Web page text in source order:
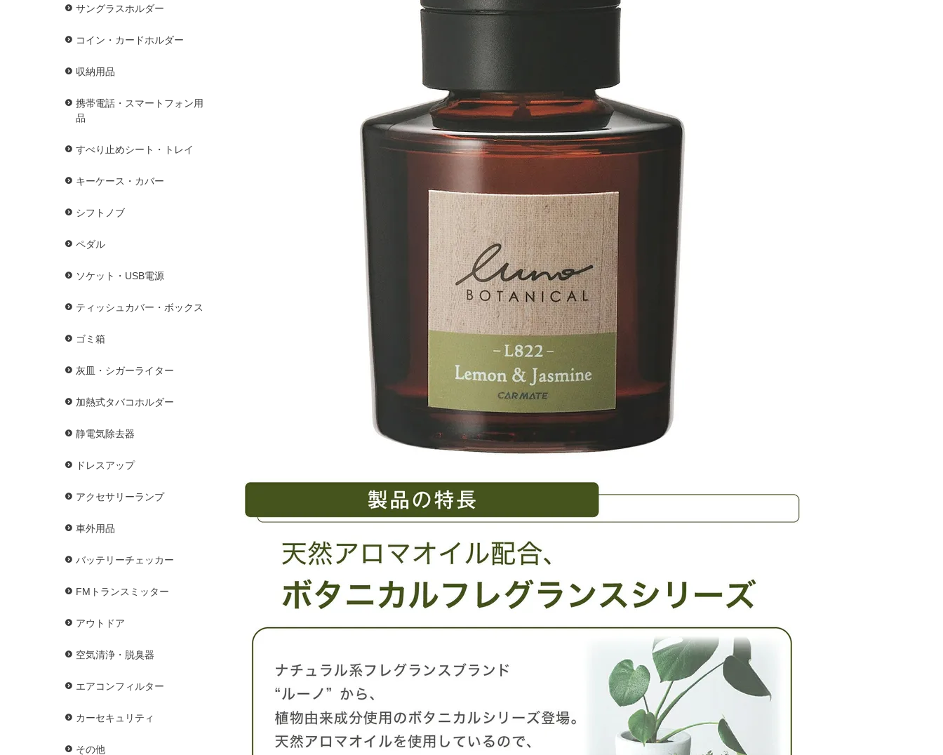
サングラスホルダー
コイン・カードホルダー
収納用品
携帯電話・スマートフォン用
品
すべり止めシート・トレイ
キーケース・カバー
シフトノブ
ペダル
ソケット・USB電源
ティッシュカバー・ボックス
ゴミ箱
灰皿・シガーライター
加熱式タバコホルダー
静電気除去器
ドレスアップ
アクセサリーランプ
車外用品
バッテリーチェッカー
FMトランスミッター
アウトドア
空気清浄・脱臭器
エアコンフィルター
カーセキュリティ
その他